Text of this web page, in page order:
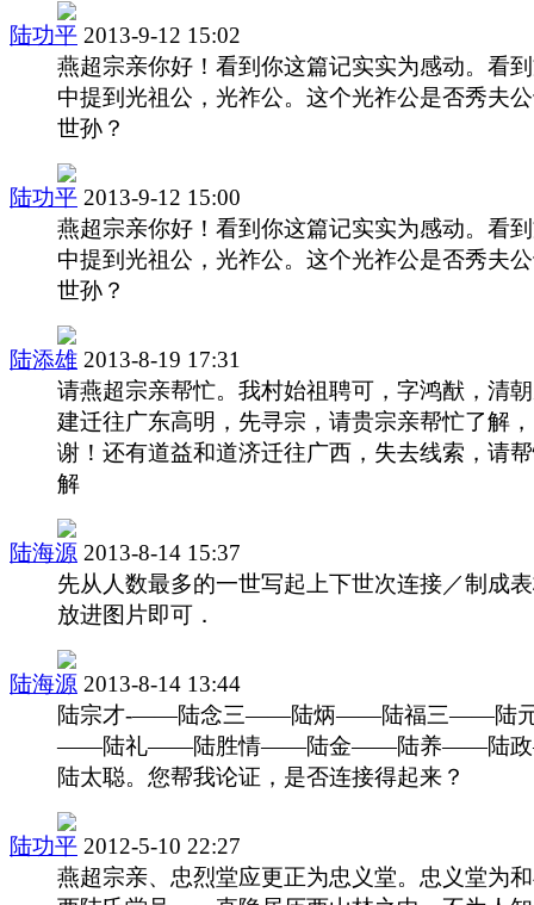
陆功平 2013-9-12 15:02
燕超宗亲你好！看到你这篇记实实为感动。看
中提到光祖公，光祚公。这个光祚公是否秀夫
世孙？
陆功平 2013-9-12 15:00
燕超宗亲你好！看到你这篇记实实为感动。看
中提到光祖公，光祚公。这个光祚公是否秀夫
世孙？
陆添雄 2013-8-19 17:31
请燕超宗亲帮忙。我村始祖聘可，字鸿猷，清
建迁往广东高明，先寻宗，请贵宗亲帮忙了解
谢！还有道益和道济迁往广西，失去线索，请
解
陆海源 2013-8-14 15:37
先从人数最多的一世写起上下世次连接／制成
放进图片即可．
陆海源 2013-8-14 13:44
陆宗才-——陆念三——陆炳——陆福三——陆
——陆礼——陆胜情——陆金——陆养——陆
陆太聪。您帮我论证，是否连接得起来？
陆功平 2012-5-10 22:27
燕超宗亲、忠烈堂应更正为忠义堂。忠义堂为